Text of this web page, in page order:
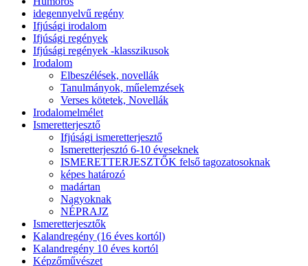
idegennyelvű regény
Ifjúsági irodalom
Ifjúsági regények
Ifjúsági regények -klasszikusok
Irodalom
Elbeszélések, novellák
Tanulmányok, műelemzések
Verses kötetek, Novellák
Irodalomelmélet
Ismeretterjesztő
Ifjúsági ismeretterjesztő
Ismeretterjesztó 6-10 éveseknek
ISMERETTERJESZTŐK felső tagozatosoknak
képes határozó
madártan
Nagyoknak
NÉPRAJZ
Ismeretterjesztők
Kalandregény (16 éves kortól)
Kalandregény 10 éves kortól
Képzőművészet